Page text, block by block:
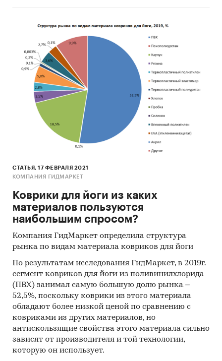
СТАТЬЯ, 17 ФЕВРАЛЯ 2021
КОМПАНИЯ ГИДМАРКЕТ
Коврики для йоги из каких
материалов пользуются
наибольшим спросом?
Компания ГидМаркет определила структура
рынка по видам материала ковриков для йоги
По результатам исследования ГидМаркет, в 2019г.
сегмент ковриков для йоги из поливинилхлорида
(ПВХ) занимал самую большую долю рынка –
52,5%, поскольку коврики из этого материала
обладают более низкой ценой по сравнению с
ковриками из других материалов, но
антискользящие свойства этого материала сильно
зависят от производителя и той технологии,
которую он использует.